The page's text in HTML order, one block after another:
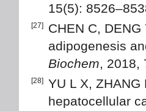
15(5):
[27]
CHEN C,
adipogenesis
Biochem, 2018,
[28]
YU L X, ZHANG
hepatocellular